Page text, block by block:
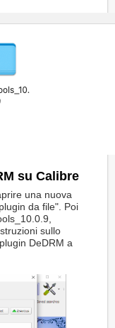
su Calibre
una nuova
da file". Poi
sullo
DeDRM a